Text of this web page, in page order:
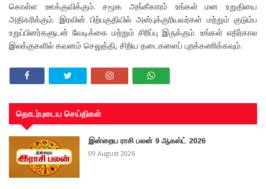
கொள்ள ஊக்குவிக்கும். சமூக அங்கீகாரம் உங்கள் மன உறுதியை
அதிகரிக்கும். இரவின் பிற்பகுதியில் அன்புக்குரியவர்கள் மற்றும் குடும்ப
உறுப்பினர்களுடன் வேடிக்கை மற்றும் சிரிப்பு இருக்கும். உங்கள் எதிர்கால
இலக்குகளில் கவனம் செலுத்தி, சிறிய தடைகளைப் புறக்கணிக்கவும்.
தொடர்புடைய செய்திகள்
இன்றைய ராசி பலன் 9 ஆகஸ்ட் 2026
09 August 2026